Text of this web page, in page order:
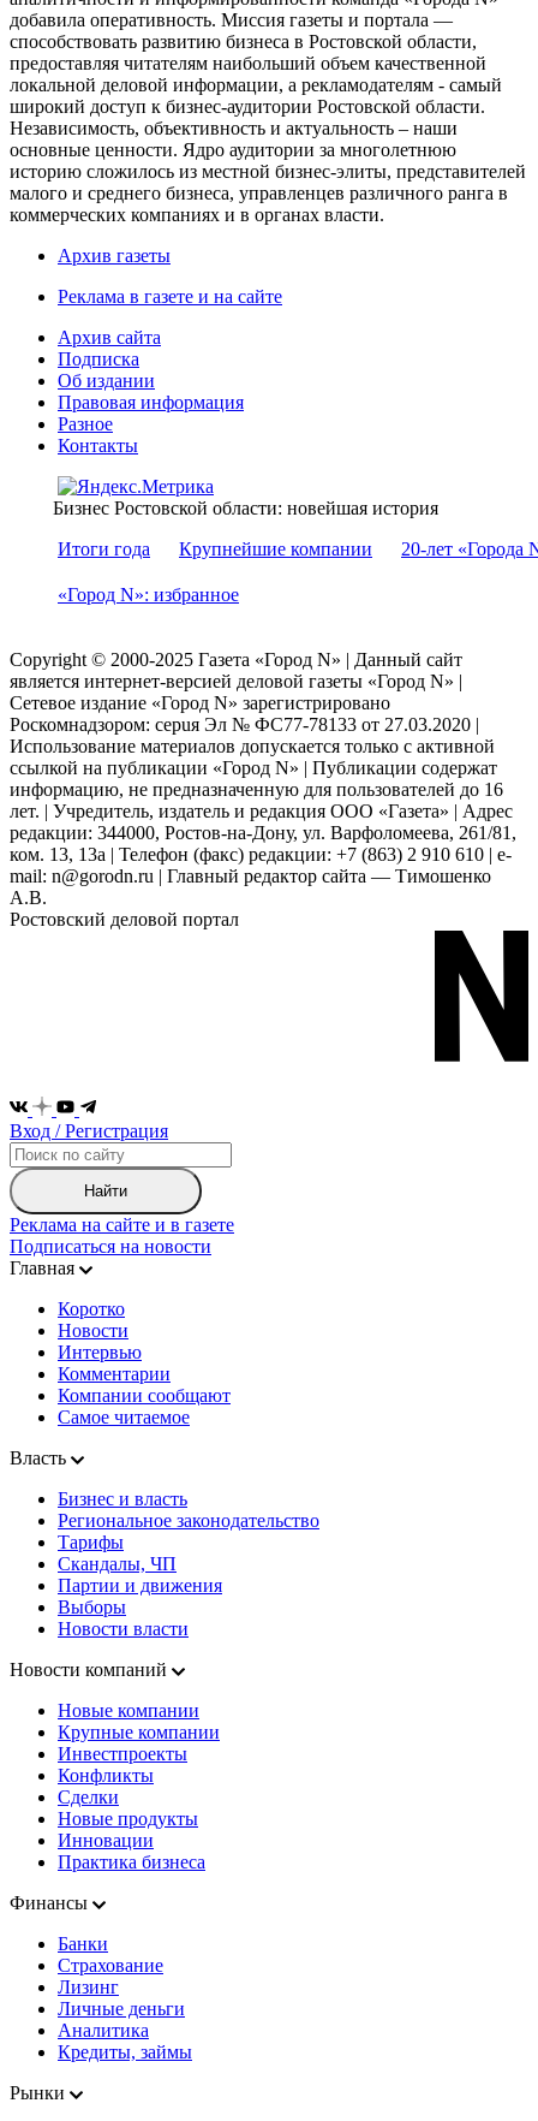
добавила оперативность. Миссия газеты и портала —
способствовать развитию бизнеса в Ростовской области,
предоставляя читателям наибольший объем качественной
локальной деловой информации, а рекламодателям - самый
широкий доступ к бизнес-аудитории Ростовской области.
Независимость, объективность и актуальность – наши
основные ценности. Ядро аудитории за многолетнюю
историю сложилось из местной бизнес-элиты, представителей
малого и среднего бизнеса, управленцев различного ранга в
коммерческих компаниях и в органах власти.
Архив газеты
Реклама в газете и на сайте
Архив сайта
Подписка
Об издании
Правовая информация
Разное
Контакты
Бизнес Ростовской области: новейшая история
Итоги года
Крупнейшие компании 20-лет «Города
«Город N»: избранное
Copyright © 2000-2025 Газета «Город N» | Данный сайт
является интернет-версией деловой газеты «Город N» |
Сетевое издание «Город N» зарегистрировано
Роскомнадзором: серuя Эл № ФС77-78133 от 27.03.2020 |
Использование материалов допускается только с активной
ссылкой на публикации «Город N» | Публикации содержат
информацию, не предназначенную для пользователей до 16
лет. | Учредитель, издатель и редакция ООО «Газета» | Адрес
редакции: 344000, Ростов-на-Дону, ул. Варфоломеева, 261/81,
ком. 13, 13а | Телефон (факс) редакции: +7 (863) 2 910 610 | e-
mail: n@gorodn.ru | Главный редактор сайта — Тимошенко
А.В.
Ростовский деловой портал
Вход / Регистрация
Найти
Реклама на сайте и в газете
Подписаться на новости
Главная
Коротко
Новости
Интервью
Комментарии
Компании сообщают
Самое читаемое
Власть
Бизнес и власть
Региональное законодательство
Тарифы
Скандалы, ЧП
Партии и движения
Выборы
Новости власти
Новости компаний
Новые компании
Крупные компании
Инвестпроекты
Конфликты
Сделки
Новые продукты
Инновации
Практика бизнеса
Финансы
Банки
Страхование
Лизинг
Личные деньги
Аналитика
Кредиты, займы
Рынки